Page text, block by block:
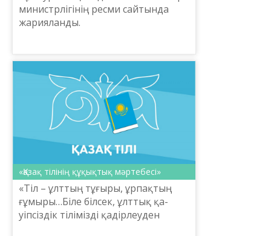
министрлігінің ресми сайтында
жарияланды.
«Қазақ тілінің құқықтық мәртебесі»
«Тіл – ұлттың тұғы­ры, ұрпақтың
ғұмыры…Біле білсек, ұлттық қа­
уіпсіздік тілімізді қадірлеуден